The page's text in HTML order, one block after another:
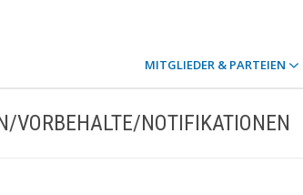
MITGLIEDER & PARTEIEN
VORBEHALTE/NOTIFIKATIONEN